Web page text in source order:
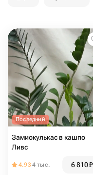
Последний
Замиокулькас в кашпо
Ливс
4.934 тыс. 6 810₽